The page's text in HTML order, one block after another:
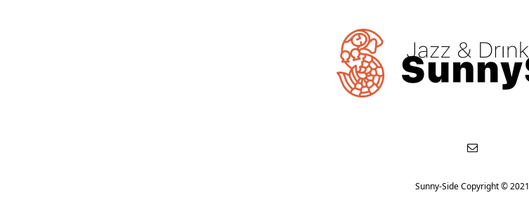
Sunny-Side Copyright © 2021